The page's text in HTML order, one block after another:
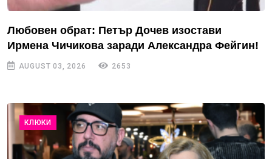
Любовен обрат: Петър Дочев изостави
Ирмена Чичикова заради Александра Фейгин!
AUGUST 03, 2026 2653
КЛЮКИ